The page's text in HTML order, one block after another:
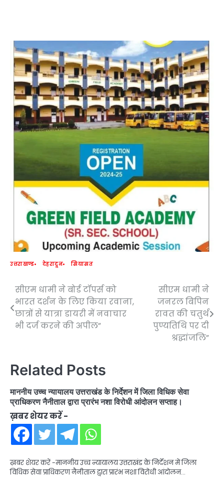
उत्तराखण्ड देहरादून सियासत
Post
navigation
सीएम धामी ने बोर्ड टॉपर्स को
भारत दर्शन के लिए किया रवाना,
छात्रों से यात्रा डायरी में नवाचार
भी दर्ज करने की अपील”
सीएम धामी ने
जनरल बिपिन
रावत की चतुर्थ
पुण्यतिथि पर दी
श्रद्धांजलि”
Related Posts
माननीय उच्च न्यायालय उत्तराखंड के निर्देशन में जिला विधिक सेवा
प्राधिकरण नैनीताल द्वारा प्रारंभ नशा विरोधी आंदोलन सप्ताह।
ख़बर शेयर करें -
ख़बर शेयर करें -माननीय उच्च न्यायालय उत्तराखंड के निर्देशन में जिला
विधिक सेवा प्राधिकरण नैनीताल द्वारा प्रारंभ नशा विरोधी आंदोलन…